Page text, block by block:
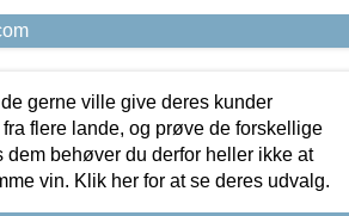
gerne ville give deres kunder
flere lande, og prøve de forskellige
dem behøver du derfor heller ikke at
vin. Klik her for at se deres udvalg.